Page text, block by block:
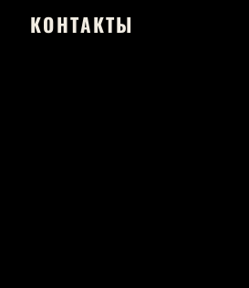
КОНТАКТЫ